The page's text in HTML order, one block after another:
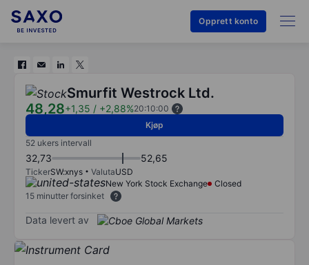
Opprett konto
Smurfit Westrock Ltd.
48,28+1,35 / +2,88%20:10:00
Kjøp
52 ukers intervall
32,73 52,65
TickerSW:xnys ValutaUSD
New York Stock Exchange
Closed
15 minutter forsinket
Data levert av